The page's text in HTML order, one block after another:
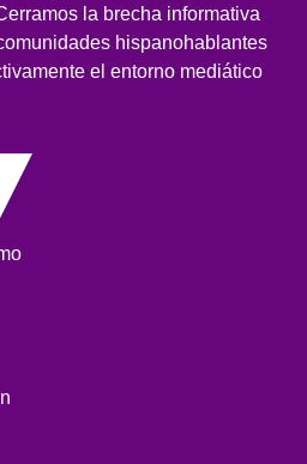
la brecha informativa
hispanohablantes
el entorno mediático